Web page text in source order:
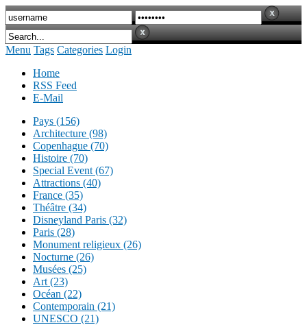
Menu Tags Categories Login
Home
RSS Feed
E-Mail
Pays (156)
Architecture (98)
Copenhague (70)
Histoire (70)
Special Event (67)
Attractions (40)
France (35)
Théâtre (34)
Disneyland Paris (32)
Paris (28)
Monument religieux (26)
Nocturne (26)
Musées (25)
Art (23)
Océan (22)
Contemporain (21)
UNESCO (21)